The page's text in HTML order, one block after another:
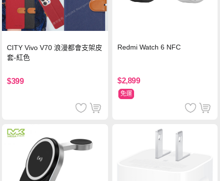
CITY Vivo V70 浪漫都會支架皮
套-紅色
$399
Redmi Watch 6 NFC
$2,899
免運